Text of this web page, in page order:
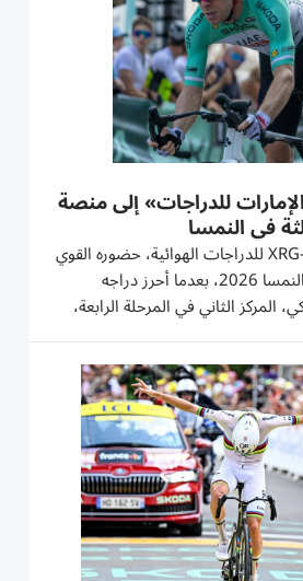
للدراجات» إلى منصة
في النمسا
واصل فريق الإمارات-XRG للدراجات الهوائية، حضوره القوي
في منافسات طواف النمسا 2026، بعدما أحرز دراجه
المركز الثاني في المرحلة الرابعة،
للمرة الثالثة خلال السباق، ويحافظ
الثاني في الترتيب العام، قبل...